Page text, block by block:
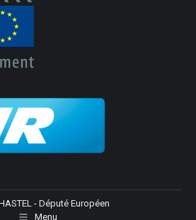
- Député Européen
Menu